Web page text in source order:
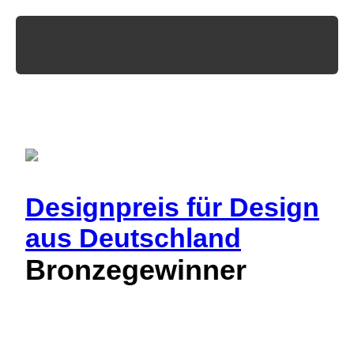
Designpreis für Design
aus Deutschland
Bronzegewinner